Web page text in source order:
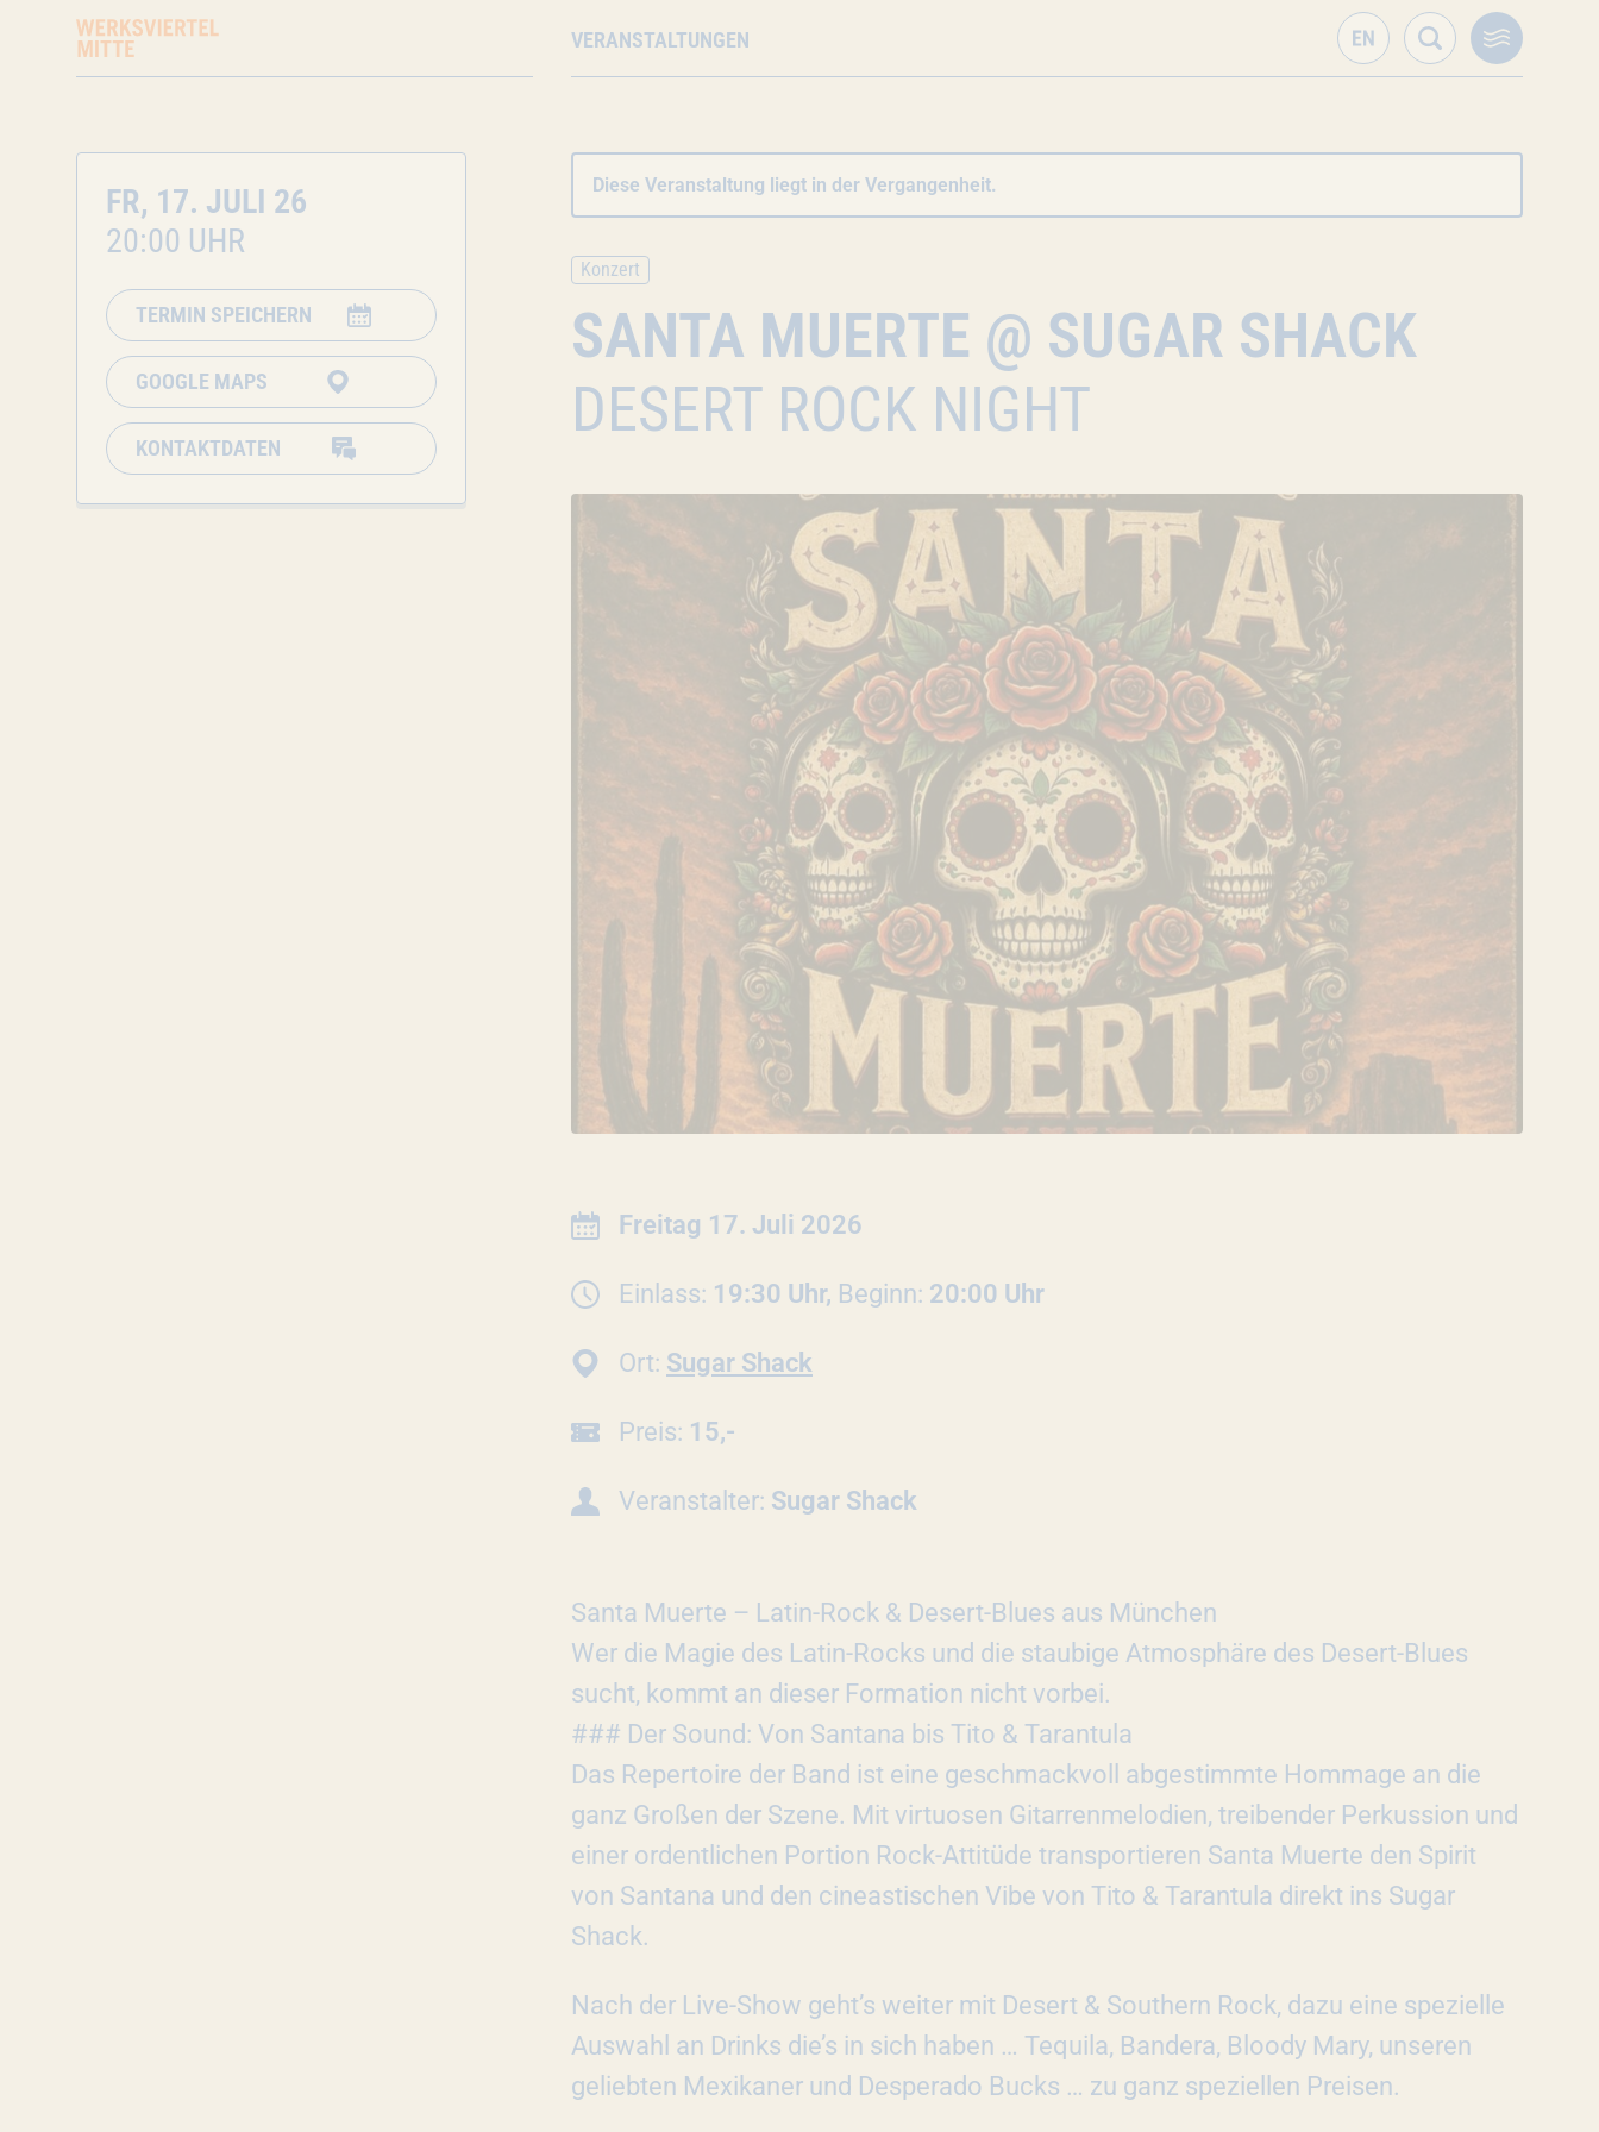
VERANSTALTUNGEN
Diese Veranstaltung liegt in der Vergangenheit.
Konzert
SANTA MUERTE @ SUGAR SHACK
DESERT ROCK NIGHT
Datum:
Freitag 17. Juli 2026
Einlass: 19:30 Uhr, Beginn: 20:00 Uhr
Ort: Sugar Shack
Preis: 15,-
Veranstalter: Sugar Shack
FR, 17. JULI 26
20:00 UHR
TERMIN SPEICHERN
GOOGLE MAPS
KONTAKTDATEN
​Santa Muerte – Latin-Rock & Desert-Blues aus München
​Wer die Magie des Latin-Rocks und die staubige Atmosphäre des Desert-Blues
sucht, kommt an dieser Formation nicht vorbei.
​### Der Sound: Von Santana bis Tito & Tarantula
Das Repertoire der Band ist eine geschmackvoll abgestimmte Hommage an die
ganz Großen der Szene. Mit virtuosen Gitarrenmelodien, treibender Perkussion und
einer ordentlichen Portion Rock-Attitüde transportieren Santa Muerte den Spirit
von Santana und den cineastischen Vibe von Tito & Tarantula direkt ins Sugar
Shack.
Nach der Live-Show geht’s weiter mit Desert & Southern Rock, dazu eine spezielle
Auswahl an Drinks die’s in sich haben … Tequila, Bandera, Bloody Mary, unseren
geliebten Mexikaner und Desperado Bucks … zu ganz speziellen Preisen.